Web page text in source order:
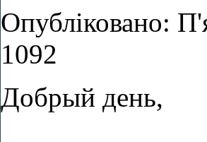
Опубліковано:
1092
Добрый день,